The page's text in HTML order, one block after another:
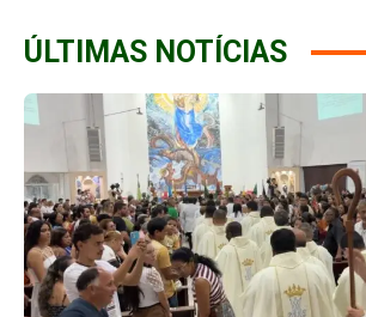
ÚLTIMAS NOTÍCIAS